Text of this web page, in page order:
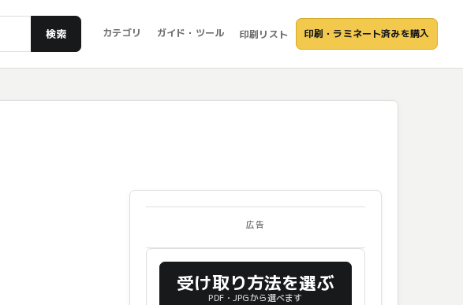
検索 カテゴリ ガイド・ツール 印刷リスト 印刷・ラミネート済みを購入
広告
受け取り方法を選ぶ
PDF・JPGから選べます